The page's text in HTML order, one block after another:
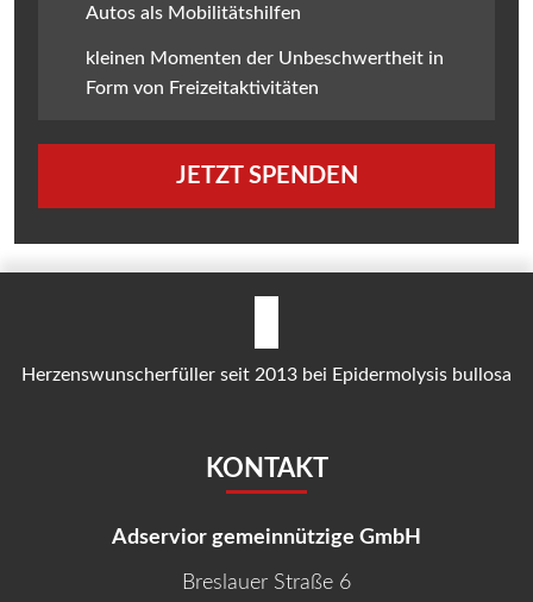
Autos als Mobilitätshilfen
kleinen Momenten der Unbeschwertheit in
Form von Freizeitaktivitäten
JETZT SPENDEN
Herzenswunscherfüller seit 2013 bei Epidermolysis bullosa
KONTAKT
Adservior gemeinnützige GmbH
Breslauer Straße 6